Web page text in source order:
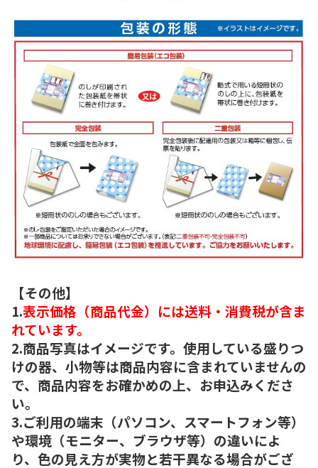
【その他】
1.表示価格（商品代金）には送料・消費税が含ま
れています。
2.商品写真はイメージです。使用している盛りつ
けの器、小物等は商品内容に含まれていませんの
で、商品内容をお確かめの上、お申込みくださ
い。
3.ご利用の端末（パソコン、スマートフォン等）
や環境（モニター、ブラウザ等）の違いによ
り、色の見え方が実物と若干異なる場合がござ